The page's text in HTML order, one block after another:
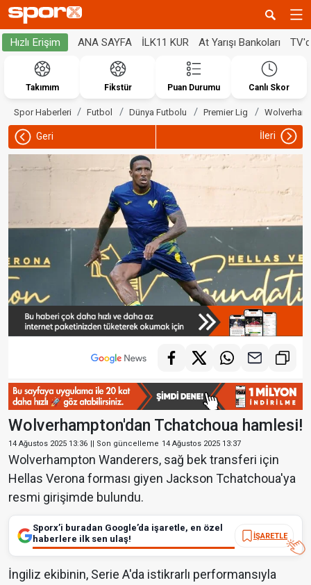
Hızlı Erişim ANA SAYFA İLK11 KUR At Yarışı Bankoları
Takımım Fikstür Puan Durumu Canlı Skor
Spor Haberleri Futbol Dünya Futbolu Premier Lig
Geri İleri
Wolverhampton'dan Tchatchoua hamlesi!
14 Ağustos 2025 13:36 || Son güncelleme 14 Ağustos 2025 13:37
Wolverhampton Wanderers, sağ bek transferi için
Hellas Verona forması giyen Jackson Tchatchoua'ya
resmi girişimde bulundu.
Sporx’i buradan Google’da işaretle, en özel
haberlere ilk sen ulaş!
İŞARETLE
İngiliz ekibinin, Serie A'da istikrarlı performansıyla